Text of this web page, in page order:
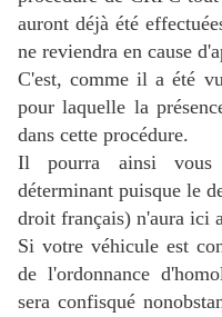
auront déjà été
ne reviendra en cause
C'est, comme il a été
pour laquelle la
dans cette procédure.
Il pourra ainsi
déterminant puisque le
droit français) n'aura ici
Si votre véhicule est
de l'ordonnance
sera confisqué